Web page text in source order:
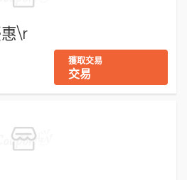
\r
獲取交易
交易